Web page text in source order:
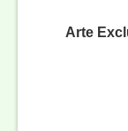
Arte